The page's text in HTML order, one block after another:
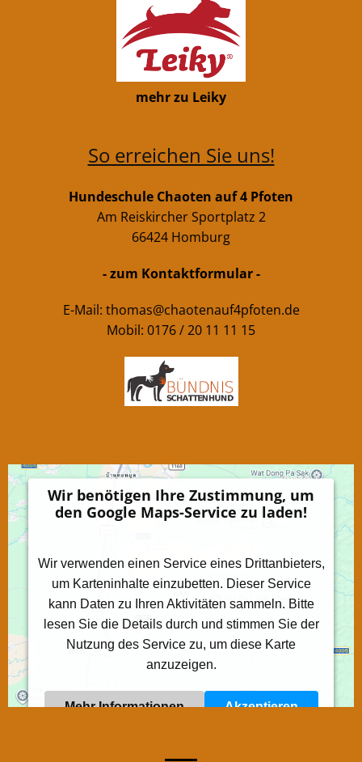
mehr zu Leiky
So erreichen Sie uns!
Hundeschule Chaoten auf 4 Pfoten
Am Reiskircher Sportplatz 2
66424 Homburg
- zum Kontaktformular -
E-Mail: thomas@chaotenauf4pfoten.de
Mobil: 0176 / 20 11 11 15
Wir benötigen Ihre Zustimmung, um
den Google Maps-Service zu laden!
Wir verwenden einen Service eines Drittanbieters,
um Karteninhalte einzubetten. Dieser Service
kann Daten zu Ihren Aktivitäten sammeln. Bitte
lesen Sie die Details durch und stimmen Sie der
Nutzung des Service zu, um diese Karte
anzuzeigen.
Mehr Informationen Akzeptieren